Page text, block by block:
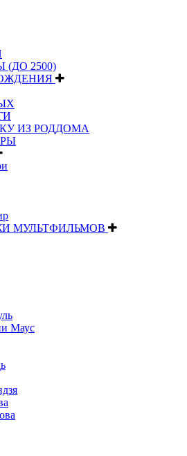
2500)
ИЗ РОДДОМА
МУЛЬТФИЛЬМОВ
Маус